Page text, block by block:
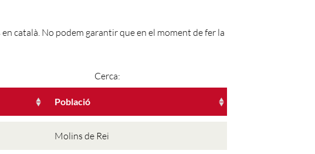
català. No podem garantir que en el moment de fer la
Cerca:
Població
Molins de Rei